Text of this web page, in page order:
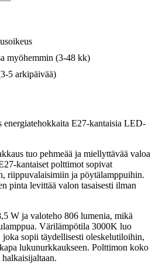
myöhemmin (3-48 kk)
5 arkipäivää)
E27-kantaisia LED-
tuo pehmeää ja miellyttävää valoa
kantaiset polttimot sopivat
riippuvalaisimiin ja pöytälamppuihin.
pinta levittää valon tasaisesti ilman
W ja valoteho 806 lumenia, mikä
Värilämpötila 3000K luo
sopii täydellisesti oleskelutiloihin,
lukunurkkaukseen. Polttimon koko